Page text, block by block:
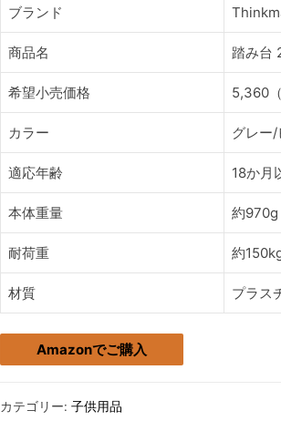
ブランド
商品名 踏み台
希望小売価格 5,360
カラー グレー/
適応年齢 18か月
本体重量 約970g
耐荷重 約
材質 プラス
Amazonでご購入
カテゴリー: 子供用品